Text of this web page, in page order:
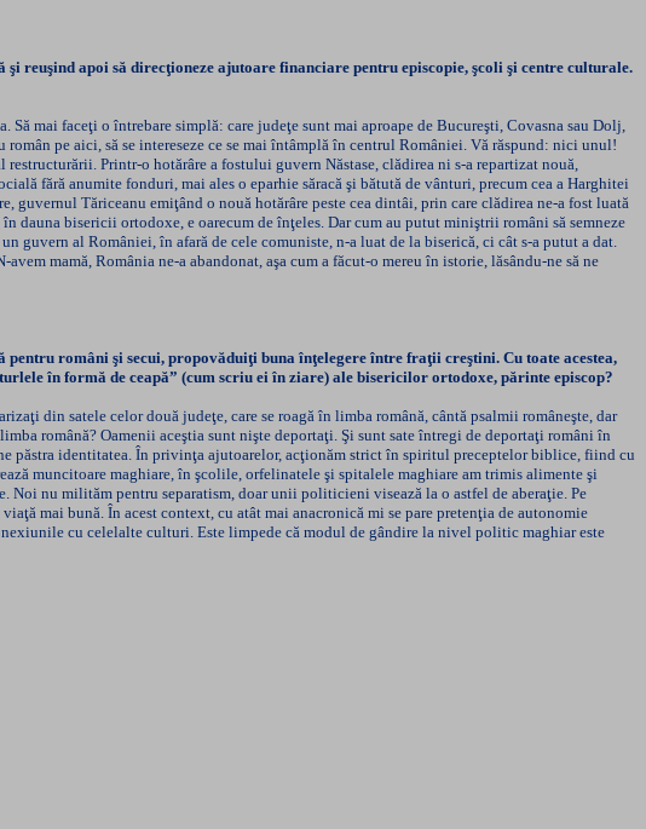
reuşind apoi să direcţioneze ajutoare financiare pentru episcopie, şcoli şi centre culturale.
mai faceţi o întrebare simplă: care judeţe sunt mai aproape de Bucureşti, Covasna sau Dolj,
pe aici, să se intereseze ce se mai întâmplă în centrul României. Vă răspund: nici unul!
Printr-o hotărâre a fostului guvern Năstase, clădirea ni s-a repartizat nouă,
fără anumite fonduri, mai ales o eparhie săracă şi bătută de vânturi, precum cea a Harghitei
guvernul Tăriceanu emiţând o nouă hotărâre peste cea dintâi, prin care clădirea ne-a fost luată
bisericii ortodoxe, e oarecum de înţeles. Dar cum au putut miniştrii români să semneze
guvern al României, în afară de cele comuniste, n-a luat de la biserică, ci cât s-a putut a dat.
mamă, România ne-a abandonat, aşa cum a făcut-o mereu în istorie, lăsându-ne să ne
români şi secui, propovăduiţi buna înţelegere între fraţii creştini. Cu toate acestea,
în formă de ceapă” (cum scriu ei în ziare) ale bisericilor ortodoxe, părinte episcop?
din satele celor două judeţe, care se roagă în limba română, cântă psalmii româneşte, dar
română? Oamenii aceştia sunt nişte deportaţi. Şi sunt sate întregi de deportaţi români în
păstra identitatea. În privinţa ajutoarelor, acţionăm strict în spiritul preceptelor biblice, fiind cu
muncitoare maghiare, în şcolile, orfelinatele şi spitalele maghiare am trimis alimente şi
nu milităm pentru separatism, doar unii politicieni visează la o astfel de aberaţie. Pe
mai bună. În acest context, cu atât mai anacronică mi se pare pretenţia de autonomie
cu celelalte culturi. Este limpede că modul de gândire la nivel politic maghiar este